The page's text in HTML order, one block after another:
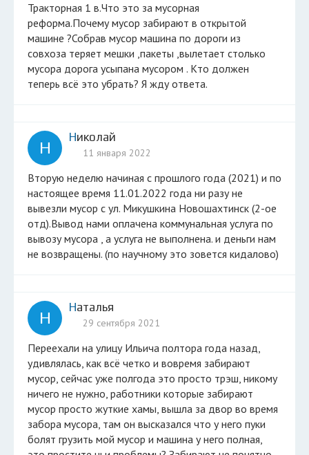
Тракторная 1 в.Что это за мусорная
реформа.Почему мусор забирают в открытой
машине ?Собрав мусор машина по дороги из
совхоза теряет мешки ,пакеты ,вылетает столько
мусора дорога усыпана мусором . Кто должен
теперь всё это убрать? Я жду ответа.
Н
Николай
11 января 2022
Вторую неделю начиная с прошлого года (2021) и по
настоящее время 11.01.2022 года ни разу не
вывезли мусор с ул. Микушкина Новошахтинск (2-ое
отд).Вывод нами оплачена коммунальная услуга по
вывозу мусора , а услуга не выполнена. и деньги нам
не возвращены. (по научному это зовется кидалово)
Н
Наталья
29 сентября 2021
Переехали на улицу Ильича полтора года назад,
удивлялась, как всё четко и вовремя забирают
мусор, сейчас уже полгода это просто трэш, никому
ничего не нужно, работники которые забирают
мусор просто жуткие хамы, вышла за двор во время
забора мусора, там он высказался что у него пуки
болят грузить мой мусор и машина у него полная,